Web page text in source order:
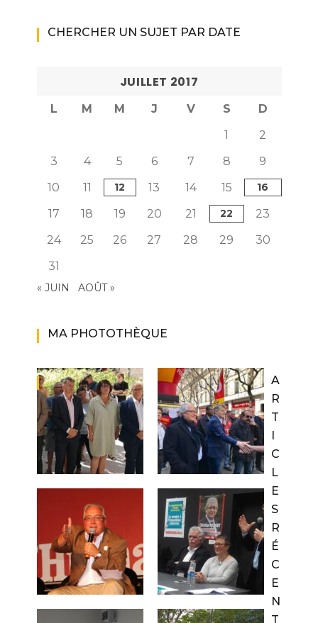
CHERCHER UN SUJET PAR DATE
JUILLET 2017
L M M J V S
D
1
2
3
4 5 6 7 8
9
10
11 12 13 14 15 16
17 18 19 20 21 22
23
24
25 26 27 28 29
30
31
« JUIN AOÛT »
MA PHOTOTHÈQUE
A
R
T
C
L
E
S
R
É
C
E
N
T